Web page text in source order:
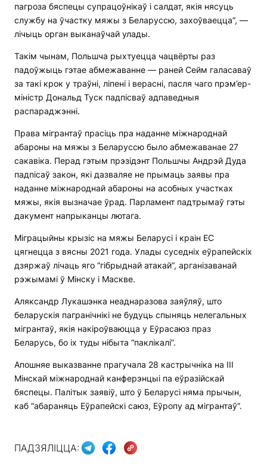
пагроза бяспецы супрацоўнікаў і салдат, якія нясуць
службу на ўчастку мяжы з Беларуссю, захоўваецца”, —
лічыць орган выканаўчай улады.
Такім чынам, Польшча рыхтуецца чацвёрты раз
падоўжыць гэтае абмежаванне — раней Сейм галасаваў
за такі крок у траўні, ліпені і верасні, пасля чаго прэм’ер-
міністр Дональд Туск падпісваў адпаведныя
распараджэнні.
Права мігрантаў прасіць пра наданне міжнароднай
абароны на мяжы з Беларуссю было абмежаванае 27
сакавіка. Перад гэтым прэзідэнт Польшчы Андрэй Дуда
падпісаў закон, які дазваляе не прымаць заявы пра
наданне міжнароднай абароны на асобных участках
мяжы, якія вызначае ўрад. Парламент падтрымаў гэты
дакумент напрыканцы лютага.
Міграцыйны крызіс на мяжы Беларусі і краін ЕС
цягнецца з вясны 2021 года. Улады суседніх еўрапейскіх
дзяржаў лічаць яго “гібрыднай атакай”, арганізаванай
рэжымамі ў Мінску і Маскве.
Аляксандр Лукашэнка неаднаразова заяўляў, што
беларускія пагранічнікі не будуць спыняць нелегальных
мігрантаў, якія накіроўваюцца у Еўрасаюз праз
Беларусь, бо іх туды нібыта “паклікалі”.
Апошняе выказванне прагучала 28 кастрычніка на ІІІ
Мінскай міжнароднай канферэнцыі па еўразійскай
бяспецы. Палітык заявіў, што ў Беларусі няма прычын,
каб “абараняць Еўрапейскі саюз, Еўропу ад мігрантаў”.
ПАДЗЯЛІЦЦА: